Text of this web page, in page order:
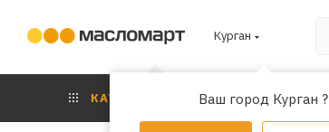
Курган
Ваш город Курган ?
КАТАЛОГ АКЦИИ